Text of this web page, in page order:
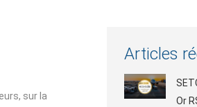
sur la
Articles
Or